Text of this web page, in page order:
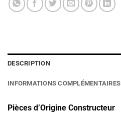
DESCRIPTION
INFORMATIONS COMPLÉMENTAIRES
Pièces d’Origine Constructeur